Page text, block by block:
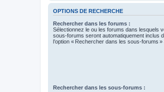
OPTIONS DE RECHERCHE
Rechercher dans les forums :
Sélectionnez le ou les forums dans lesquels
sous-forums seront automatiquement inclus
l’option « Rechercher dans les sous-forums
Rechercher dans les sous-forums :